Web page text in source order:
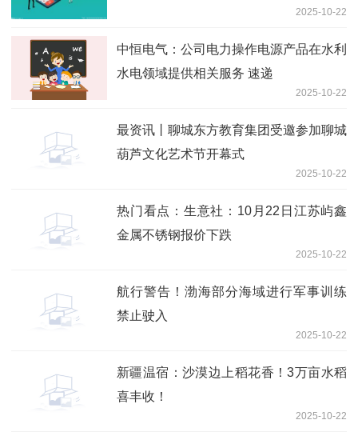
2025-10-22
中恒电气：公司电力操作电源产品在水利
水电领域提供相关服务 速递
2025-10-22
最资讯丨聊城东方教育集团受邀参加聊城
葫芦文化艺术节开幕式
2025-10-22
热门看点：生意社：10月22日江苏屿鑫
金属不锈钢报价下跌
2025-10-22
航行警告！渤海部分海域进行军事训练
禁止驶入
2025-10-22
新疆温宿：沙漠边上稻花香！3万亩水稻
喜丰收！
2025-10-22